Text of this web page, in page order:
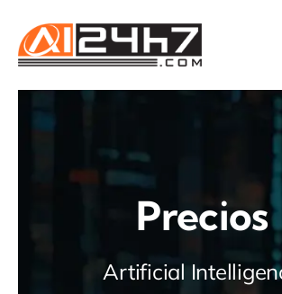
content
Precios
Artificial